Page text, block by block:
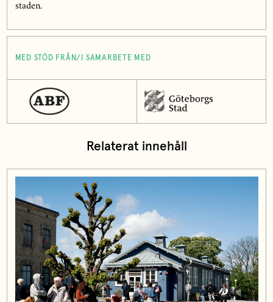
staden.
MED STÖD FRÅN/I SAMARBETE MED
Relaterat innehåll